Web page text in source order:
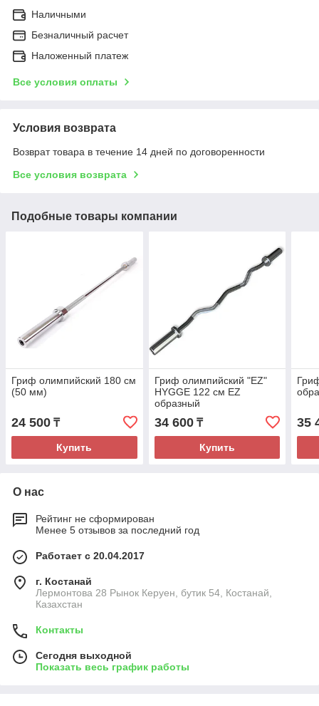
Наличными
Безналичный расчет
Наложенный платеж
Все условия оплаты
Условия возврата
Возврат товара в течение 14 дней по договоренности
Все условия возврата
Подобные товары компании
Гриф олимпийский 180 см
(50 мм)
24 500 ₸
Купить
Гриф олимпийский "EZ"
HYGGE 122 см EZ
образный
34 600₸
Купить
35
О нас
Рейтинг не сформирован
Менее 5 отзывов за последний год
Работает с 20.04.2017
г. Костанай
Лермонтова 28 Рынок Керуен, бутик 54, Костанай,
Казахстан
Контакты
Сегодня выходной
Показать весь график работы